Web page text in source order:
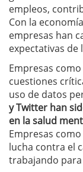
empleos,
Con la
empresas han
expectativas de
Empresas
cuestiones
uso de datos
y Twitter han
en la salud
Empresas
lucha contra el
trabajando